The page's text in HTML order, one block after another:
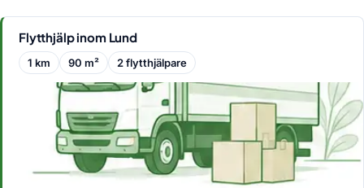
Flytthjälp inom Lund
1 km 90 m² 2 flytthjälpare